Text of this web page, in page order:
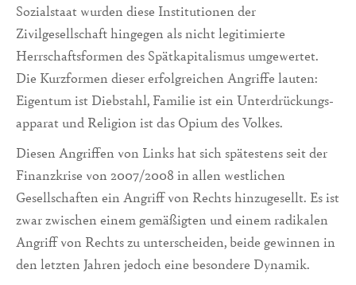
Sozialstaat wurden diese Institutionen der
Zivilgesellschaft hingegen als nicht legi­timierte
Herrschaftsformen des Spätkapitalismus umgewertet.
Die Kurzformen dieser erfolgrei­chen Angriffe lauten:
Eigentum ist Diebstahl, Familie ist ein Unterdrückungs­
apparat und Re­ligion ist das Opium des Volkes.
Diesen Angriffen von Links hat sich spätestens seit der
Finanzkrise von 2007/2008 in allen westlichen
Gesellschaften ein Angriff von Rechts hinzugesellt. Es ist
zwar zwischen einem gemäßigten und einem radikalen
Angriff von Rechts zu unterscheiden, beide gewinnen in
den letzten Jahren jedoch eine besondere Dynamik.